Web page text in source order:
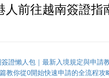
人前往越南簽證
證懶人包｜最新入境規定與申請
教你從0開始快速申請的全流程攻